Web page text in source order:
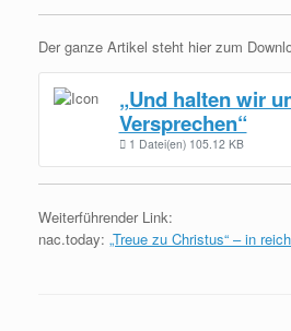
Der ganze Artikel steht hier zum
„Und halten wir
Versprechen“
1 Datei(en) 105.12 KB
Weiterführender Link:
nac.today: „Treue zu Christus“ – in